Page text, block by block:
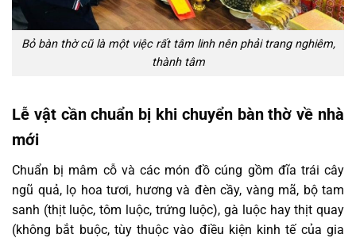
Bỏ bàn thờ cũ là một việc rất tâm linh nên phải trang nghiêm,
thành tâm
Lễ vật cần chuẩn bị khi chuyển bàn thờ về nhà
mới
Chuẩn bị mâm cỗ và các món đồ cúng gồm đĩa trái cây
ngũ quả, lọ hoa tươi, hương và đèn cầy, vàng mã, bộ tam
sanh (thịt luộc, tôm luộc, trứng luộc), gà luộc hay thịt quay
(không bắt buộc, tùy thuộc vào điều kiện kinh tế của gia